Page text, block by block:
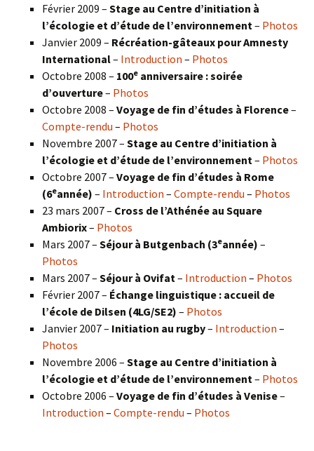
Février 2009 – Stage au Centre d’initiation à
l’écologie et d’étude de l’environnement– Photos
Janvier 2009 – Récréation-gâteaux pour Amnesty
International– Introduction – Photos
Octobre 2008 – 100e anniversaire : soirée
d’ouverture– Photos
Octobre 2008 – Voyage de fin d’études à Florence–
Compte-rendu – Photos
Novembre 2007 – Stage au Centre d’initiation à
l’écologie et d’étude de l’environnement– Photos
Octobre 2007 – Voyage de fin d’études à Rome
(6eannée) – Introduction – Compte-rendu – Photos
23 mars 2007 – Cross de l’Athénée au Square
Ambiorix– Photos
Mars 2007 – Séjour à Butgenbach (3eannée) –
Photos
Mars 2007 – Séjour à Ovifat– Introduction – Photos
Février 2007 – Échange linguistique : accueil de
l’école de Dilsen (4LG/SE2) – Photos
Janvier 2007 – Initiation au rugby– Introduction –
Photos
Novembre 2006 – Stage au Centre d’initiation à
l’écologie et d’étude de l’environnement– Photos
Octobre 2006 – Voyage de fin d’études à Venise–
Introduction – Compte-rendu – Photos